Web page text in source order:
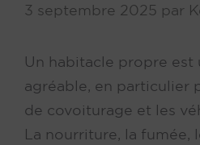
3 septembre 2025 par
Un habitacle propre est
agréable, en particulier
de covoiturage et les
La nourriture, la fumée,